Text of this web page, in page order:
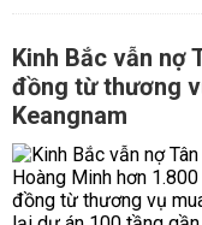
Kinh Bắc vẫn nợ
đồng từ thương
Keangnam